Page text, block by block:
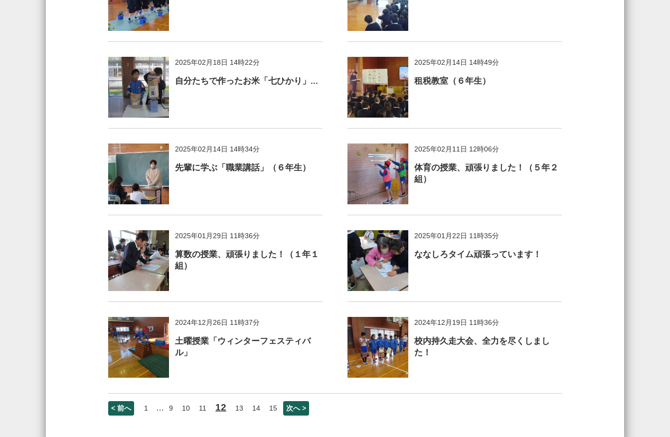
2025年02月18日 14時22分
自分たちで作ったお米「七ひかり」...
2025年02月14日 14時49分
租税教室（６年生）
2025年02月14日 14時34分
先輩に学ぶ「職業講話」（６年生）
2025年02月11日 12時06分
体育の授業、頑張りました！（５年２
組）
2025年01月29日 11時36分
算数の授業、頑張りました！（１年１
組）
2025年01月22日 11時35分
ななしろタイム頑張っています！
2024年12月26日 11時37分
土曜授業「ウィンターフェスティバ
ル」
2024年12月19日 11時36分
校内持久走大会、全力を尽くしまし
た！
< 前へ 1 … 9 10 11 12 13 14 15 次へ >